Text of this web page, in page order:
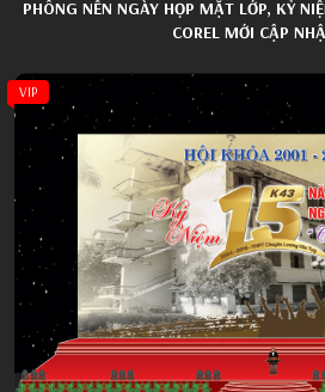
PHÔNG NỀN NGÀY HỌP MẶT LỚP, KỶ
COREL MỚI CẬP
VIP